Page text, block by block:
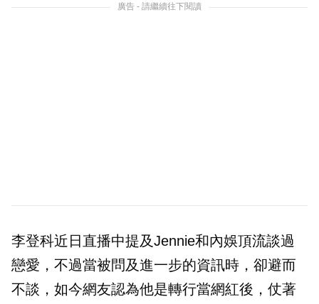
廣告 - 請繼續往下閱讀
李登科近日直播中提及Jennie和內娛頂流談過
戀愛，不過當被問及進一步的資訊時，卻避而
不談，如今網友認為他是轉行當網紅後，仗著